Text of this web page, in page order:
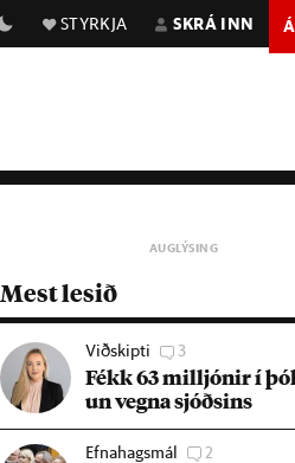
STYRKJA SKRÁ INN
Mest lesið
Viðskipti 3
Fékk 63 millj­ón­ir í
un vegna sjóðs­ins
Efnahagsmál 2